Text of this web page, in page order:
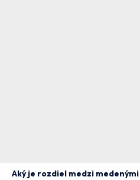
Aký je rozdiel medzi